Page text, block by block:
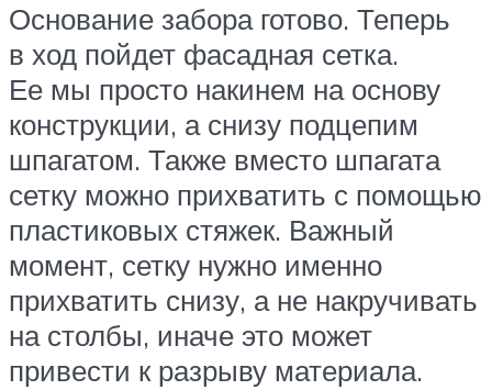
Основание забора готово. Теперь
в ход пойдет фасадная сетка.
Ее мы просто накинем на основу
конструкции, а снизу подцепим
шпагатом. Также вместо шпагата
сетку можно прихватить с помощью
пластиковых стяжек. Важный
момент, сетку нужно именно
прихватить снизу, а не накручивать
на столбы, иначе это может
привести к разрыву материала.